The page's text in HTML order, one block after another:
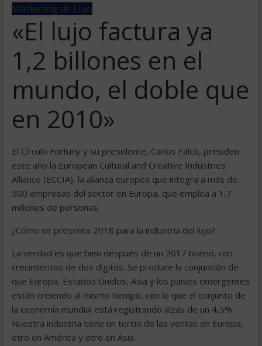
Marketing de Lujo
«El lujo factura ya
1,2 billones en el
mundo, el doble que
en 2010»
El Círculo Fortuny y su presidente, Carlos Falcó, presiden
este año la European Cultural and Creative Industries
Alliance (ECCIA), la alianza europea que integra a más de
500 empresas del sector en Europa, que emplea a 1,7
millones de personas.
¿Cómo se presenta 2018 para la industria del lujo?
La verdad es que bien después de un 2017 bueno, con
crecimientos de dos dígitos. Se produce la conjunción de
que Europa, Estados Unidos, Asia y los países emergentes
están creiendo al mismo tiempo, con lo que el conjunto de
la economía mundial está registrando alzas de un 4,5%.
Nuestra industria tiene un tercio de las ventas en Europa,
otro en América y otro en Asia.